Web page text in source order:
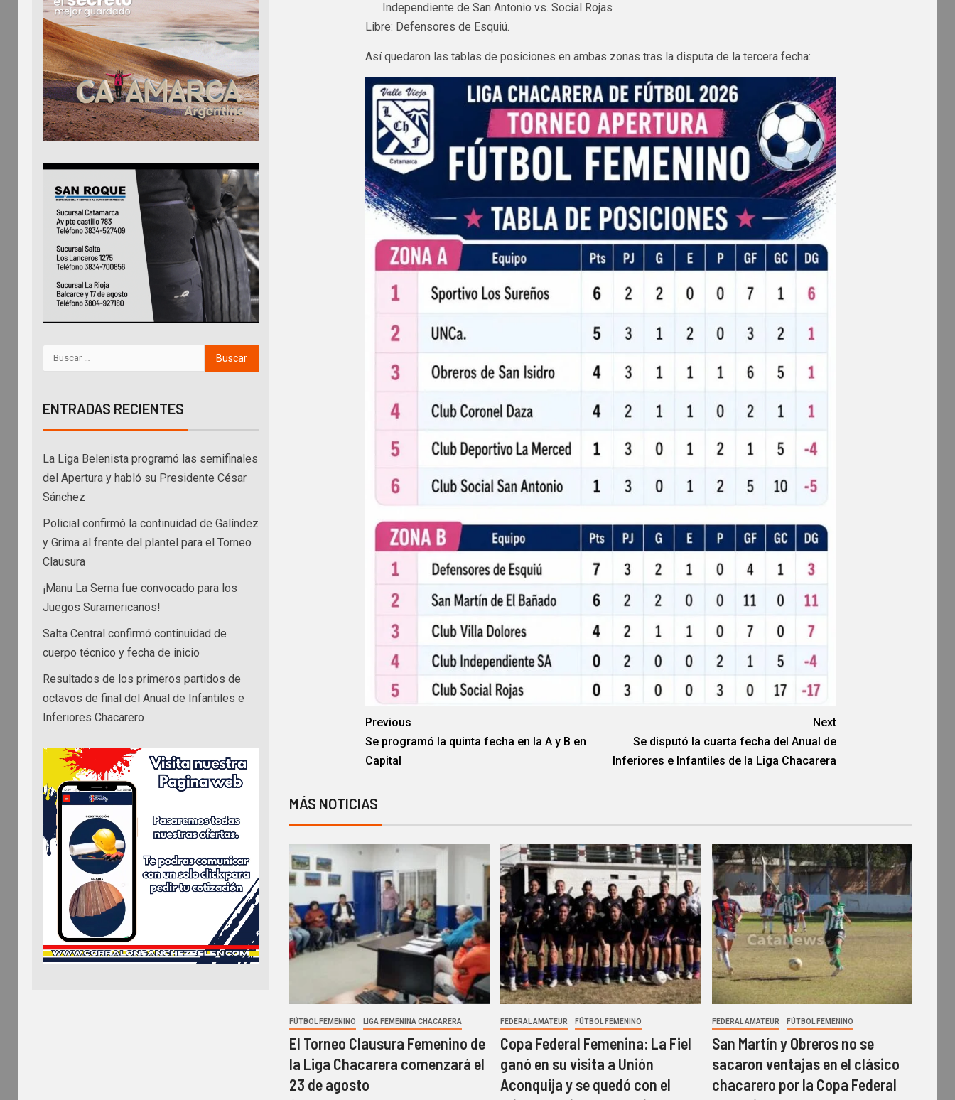
Independiente de San Antonio vs. Social Rojas
Libre: Defensores de Esquiú.
Así quedaron las tablas de posiciones en ambas zonas tras la disputa de la tercera fecha:
Previous
Se programó la quinta fecha en la A y B en
Capital
Next
Se disputó la cuarta fecha del Anual de
Inferiores e Infantiles de la Liga Chacarera
MÁS NOTICIAS
FÚTBOL FEMENINO LIGA FEMENINA CHACARERA
El Torneo Clausura Femenino de
la Liga Chacarera comenzará el
23 de agosto
FEDERAL AMATEUR FÚTBOL FEMENINO
Copa Federal Femenina: La Fiel
ganó en su visita a Unión
Aconquija y se quedó con el
FEDERAL AMATEUR FÚTBOL FEMENINO
San Martín y Obreros no se
sacaron ventajas en el clásico
chacarero por la Copa Federal
ENTRADAS RECIENTES
La Liga Belenista programó las semifinales
del Apertura y habló su Presidente César
Sánchez
Policial confirmó la continuidad de Galíndez
y Grima al frente del plantel para el Torneo
Clausura
¡Manu La Serna fue convocado para los
Juegos Suramericanos!
Salta Central confirmó continuidad de
cuerpo técnico y fecha de inicio
Resultados de los primeros partidos de
octavos de final del Anual de Infantiles e
Inferiores Chacarero